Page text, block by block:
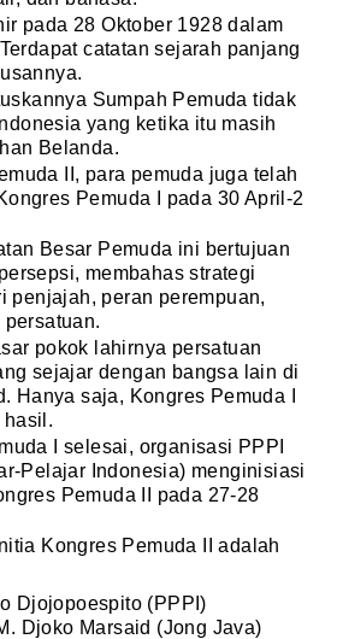
pada 28 Oktober 1928 dalam
catatan sejarah panjang
Sumpah Pemuda tidak
yang ketika itu masih
Belanda.
II, para pemuda juga telah
Pemuda I pada 30 April-2
Besar Pemuda ini bertujuan
membahas strategi
penjajah, peran perempuan,
pokok lahirnya persatuan
sejajar dengan bangsa lain di
Hanya saja, Kongres Pemuda I
hasil.
I selesai, organisasi PPPI
Pelajar Indonesia) menginisiasi
Pemuda II pada 27-28
Kongres Pemuda II adalah
Djojopoespito (PPPI)
Djoko Marsaid (Jong Java)